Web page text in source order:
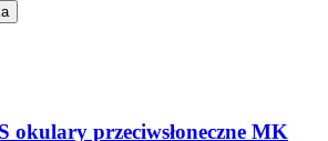
przeciwsłoneczne MK